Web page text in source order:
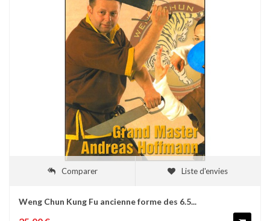
Comparer Liste d'envies
Weng Chun Kung Fu ancienne forme des 6.5...